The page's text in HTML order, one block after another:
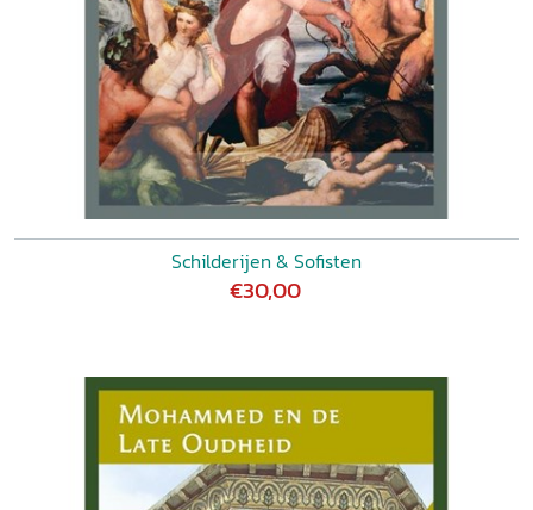
Schilderijen & Sofisten
€30,00